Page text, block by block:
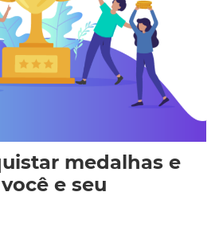
medalhas e
e seu